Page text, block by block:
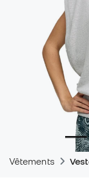
Vêtements